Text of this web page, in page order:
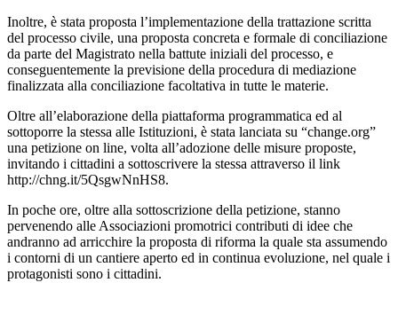
Inoltre, è stata proposta l’implementazione della trattazione scritta
del processo civile, una proposta concreta e formale di conciliazione
da parte del Magistrato nella battute iniziali del processo, e
conseguentemente la previsione della procedura di mediazione
finalizzata alla conciliazione facoltativa in tutte le materie.
Oltre all’elaborazione della piattaforma programmatica ed al
sottoporre la stessa alle Istituzioni, è stata lanciata su “change.org”
una petizione on line, volta all’adozione delle misure proposte,
invitando i cittadini a sottoscrivere la stessa attraverso il link
http://chng.it/5QsgwNnHS8.
In poche ore, oltre alla sottoscrizione della petizione, stanno
pervenendo alle Associazioni promotrici contributi di idee che
andranno ad arricchire la proposta di riforma la quale sta assumendo
i contorni di un cantiere aperto ed in continua evoluzione, nel quale i
protagonisti sono i cittadini.